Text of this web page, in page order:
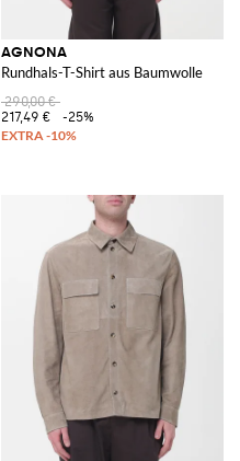
AGNONA
Rundhals-T-Shirt aus Baumwolle
290,00 €
217,49 €
-25%